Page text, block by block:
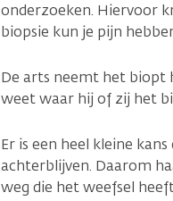
onderzoeken. Hiervoor
biopsie kun je pijn
De arts neemt het biopt
weet waar hij of zij het
Er is een heel kleine
achterblijven. Daarom
weg die het weefsel